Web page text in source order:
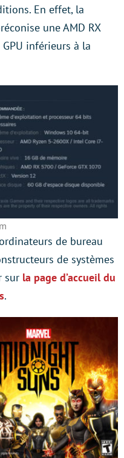
En effet, la
une AMD RX
inférieurs à la
de bureau
de systèmes
sur la page d’accueil du
.